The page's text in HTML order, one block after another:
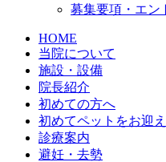
募集要項・エン
HOME
当院について
施設・設備
院長紹介
初めての方へ
初めてペットをお迎
診療案内
避妊・去勢